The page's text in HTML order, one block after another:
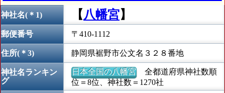
神社名(＊1) 【 八幡宮】
郵便番号 〒410-1112
住所(＊3) 静岡県裾野市公文名３２８番地
神社名ランキン
グ
日本全国の八幡宮全都道府県神社数順
位＝8位、神社数＝1270社